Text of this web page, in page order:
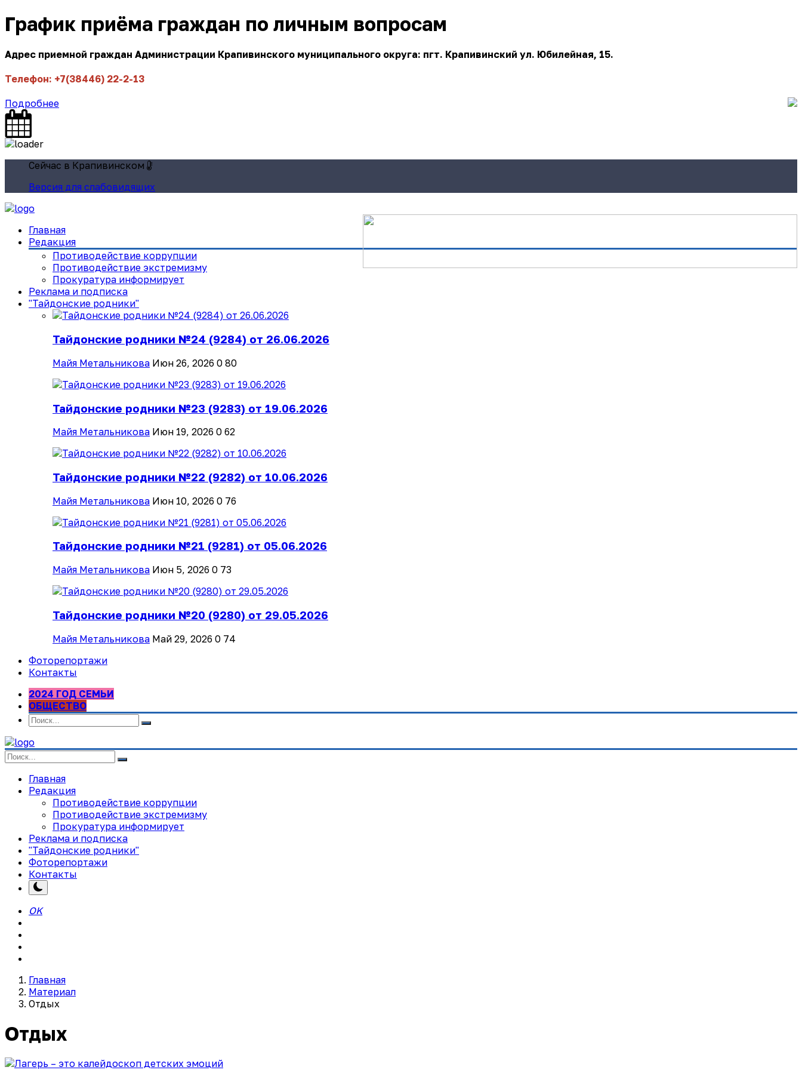
График приёма граждан по личным вопросам
Адрес приемной граждан Администрации Крапивинского муниципального округа: пгт. Крапивинский ул. Юбилейная, 15.
Телефон: +7(38446) 22-2-13
Подробнее
Сейчас в Крапивинском
Версия для слабовидящих
Главная
Редакция
Противодействие коррупции
Противодействие экстремизму
Прокуратура информирует
Реклама и подписка
"Тайдонские родники"
Тайдонские родники №24 (9284) от 26.06.2026
Майя Метальникова Июн 26, 2026 0 80
Тайдонские родники №23 (9283) от 19.06.2026
Майя Метальникова Июн 19, 2026 0 62
Тайдонские родники №22 (9282) от 10.06.2026
Майя Метальникова Июн 10, 2026 0 76
Тайдонские родники №21 (9281) от 05.06.2026
Майя Метальникова Июн 5, 2026 0 73
Тайдонские родники №20 (9280) от 29.05.2026
Майя Метальникова Май 29, 2026 0 74
Фоторепортажи
Контакты
2024 ГОД СЕМЬИ
ОБЩЕСТВО
Главная
Редакция
Противодействие коррупции
Противодействие экстремизму
Прокуратура информирует
Реклама и подписка
"Тайдонские родники"
Фоторепортажи
Контакты
OK
Главная
Материал
Отдых
Отдых